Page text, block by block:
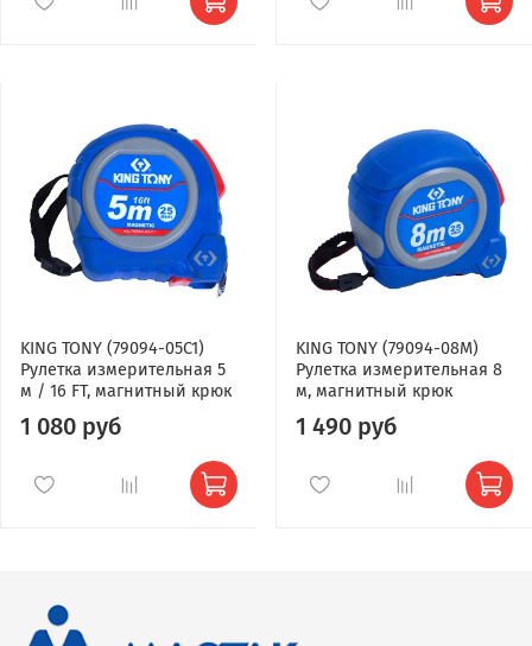
KING TONY (79094-05C1)
Рулетка измерительная 5
м / 16 FT, магнитный крюк
1 080 руб
KING TONY (79094-08M)
Рулетка измерительная 8
м, магнитный крюк
1 490 руб